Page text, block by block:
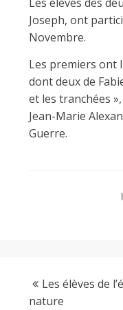
Joseph, ont
Novembre.
Les premiers ont
dont deux de
et les tranchées
Jean-Marie
Guerre.
Les élèves de
nature